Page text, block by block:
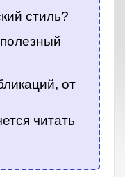
стиль?
от
читать